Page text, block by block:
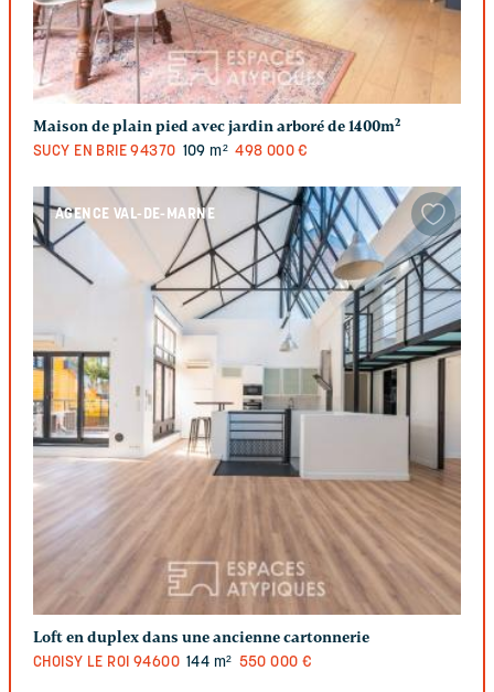
Maison de plain pied avec jardin arboré de 1400m²
SUCY EN BRIE 94370 109 m² 498 000 €
AGENCE VAL-DE-MARNE
Loft en duplex dans une ancienne cartonnerie
CHOISY LE ROI 94600 144 m² 550 000 €